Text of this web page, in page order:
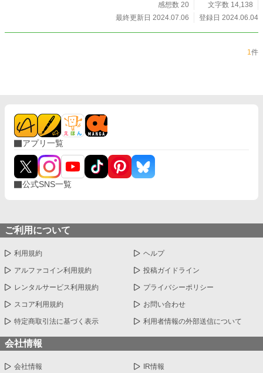
感想数 20
文字数 14,138
最終更新日 2024.07.06
登録日 2024.06.04
1件
アプリ一覧
公式SNS一覧
ご利用について
利用規約 ヘルプ
アルファコイン利用規約 投稿ガイドライン
レンタルサービス利用規約 プライバシーポリシー
スコア利用規約 お問い合わせ
特定商取引法に基づく表示 利用者情報の外部送信について
会社情報
会社情報 IR情報